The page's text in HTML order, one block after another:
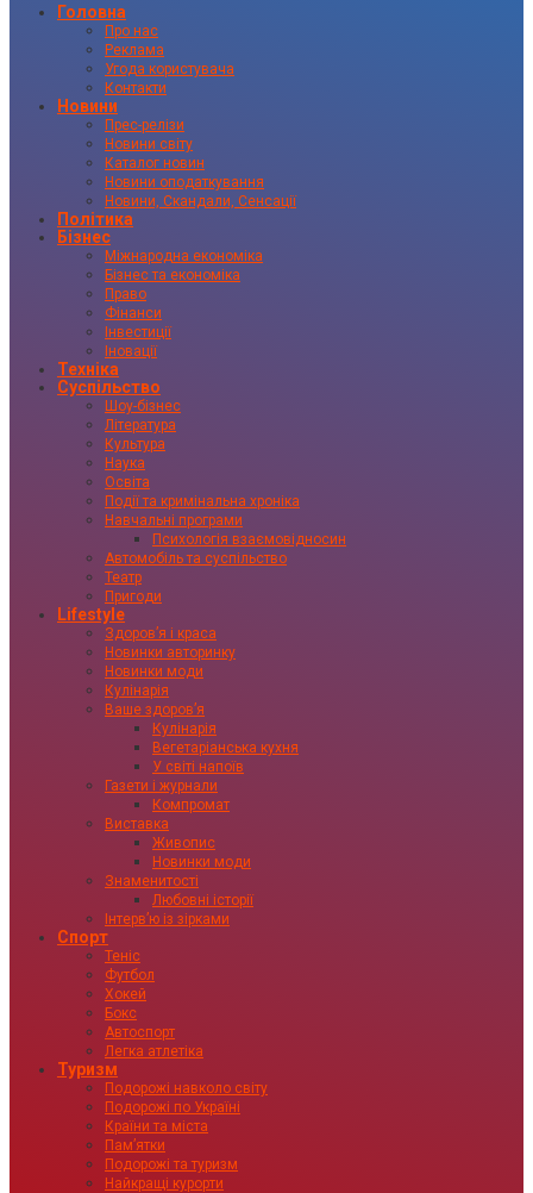
Головна
Про нас
Реклама
Угода користувача
Контакти
Новини
Прес-релізи
Новини світу
Каталог новин
Новини оподаткування
Новини, Скандали, Сенсації
Політика
Бізнес
Міжнародна економіка
Бізнес та економіка
Право
Фінанси
Інвестиції
Іновації
Техніка
Суспільство
Шоу-бізнес
Література
Культура
Наука
Освіта
Події та кримінальна хроніка
Навчальні програми
Психологія взаємовідносин
Автомобіль та суспільство
Театр
Пригоди
Lifestyle
Здоровʼя і краса
Новинки авторинку
Новинки моди
Кулінарія
Ваше здоровʼя
Кулінарія
Вегетаріанська кухня
У світі напоїв
Газети і журнали
Компромат
Виставка
Живопис
Новинки моди
Знаменитості
Любовні історії
Інтервʼю із зірками
Спорт
Теніс
Футбол
Хокей
Бокс
Автоспорт
Легка атлетіка
Туризм
Подорожі навколо світу
Подорожі по Україні
Країни та міста
Пам’ятки
Подорожі та туризм
Найкращі курорти